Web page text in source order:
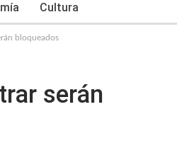
Cultura
bloqueados
serán